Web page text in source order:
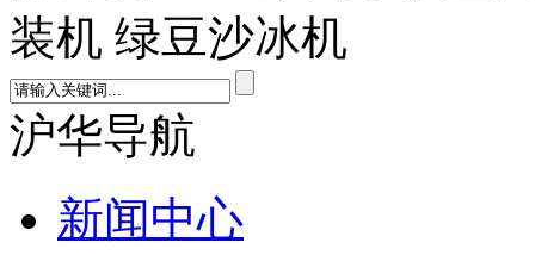
装机 绿豆沙冰机
沪华导航
新闻中心